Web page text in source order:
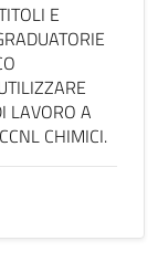
E
LAVORO A
CHIMICI.